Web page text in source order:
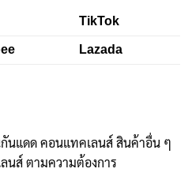
TikTok
Lazada
นแดด คอนแทคเลนส์ สินค้าอื่น ๆ
นส์ ตามความต้องการ